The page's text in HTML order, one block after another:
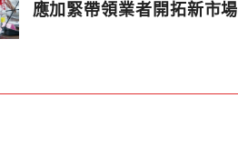
應加緊帶領業者開拓新市場